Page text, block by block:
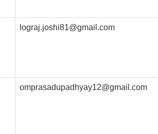
lograj.joshi81@gmail.com
omprasadupadhyay12@gmail.com